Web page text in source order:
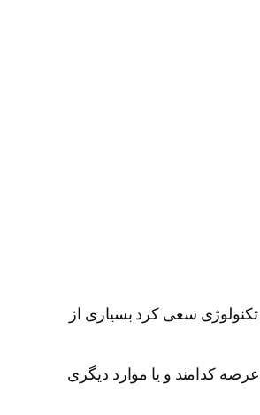
سعی کرد بسیاری از
کدامند و یا موارد دیگری